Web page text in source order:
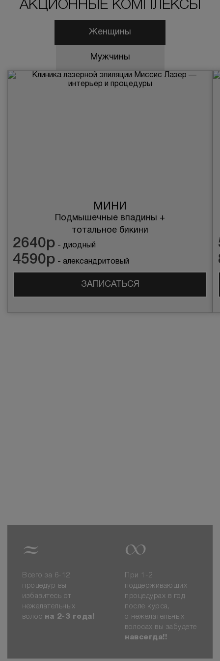
АКЦИОННЫЕ КОМПЛЕКСЫ
Женщины
Мужчины
МИНИ
Подмышечные впадины +
тотальное бикини
2640р - диодный
4590р - александритовый
ЗАПИСАТЬСЯ
≈
Всего за 6-12
процедур вы
избавитесь от
нежелательных
волос на 2-3 года!
∞
При 1-2
поддерживающих
процедурах в год
после курса,
о нежелательных
волосах вы забудете
навсегда!!